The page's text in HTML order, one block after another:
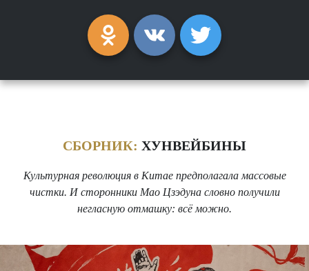
СБОРНИК: ХУНВЕЙБИНЫ
Культурная революция в Китае предполагала массовые
чистки. И сторонники Мао Цзэдуна словно получили
негласную отмашку: всё можно.